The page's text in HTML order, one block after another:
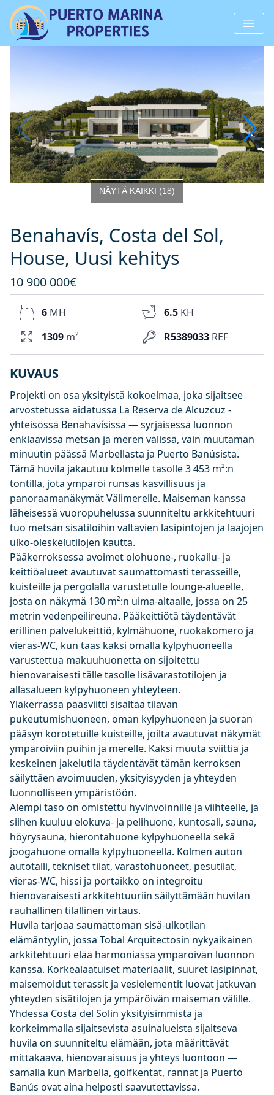
NÄYTÄ KAIKKI (18)
Benahavís, Costa del Sol,
House, Uusi kehitys
10 900 000€
R5389033 REF
6 MH 6.5 KH
1309 m²
KUVAUS
Projekti on osa yksityistä kokoelmaa, joka sijaitsee
arvostetussa aidatussa La Reserva de Alcuzcuz -
yhteisössä Benahavísissa — syrjäisessä luonnon
enklaavissa metsän ja meren välissä, vain muutaman
minuutin päässä Marbellasta ja Puerto Banúsista.
Tämä huvila jakautuu kolmelle tasolle 3 453 m²:n
tontilla, jota ympäröi runsas kasvillisuus ja
panoraamanäkymät Välimerelle. Maiseman kanssa
läheisessä vuoropuhelussa suunniteltu arkkitehtuuri
tuo metsän sisätiloihin valtavien lasipintojen ja laajojen
ulko-oleskelutilojen kautta.
Pääkerroksessa avoimet olohuone-, ruokailu- ja
keittiöalueet avautuvat saumattomasti terasseille,
kuisteille ja pergolalla varustetulle lounge-alueelle,
josta on näkymä 130 m²:n uima-altaalle, jossa on 25
metrin vedenpeilireuna. Pääkeittiötä täydentävät
erillinen palvelukeittiö, kylmähuone, ruokakomero ja
vieras-WC, kun taas kaksi omalla kylpyhuoneella
varustettua makuuhuonetta on sijoitettu
hienovaraisesti tälle tasolle lisävarastotilojen ja
allasalueen kylpyhuoneen yhteyteen.
Yläkerrassa pääsviitti sisältää tilavan
pukeutumishuoneen, oman kylpyhuoneen ja suoran
pääsyn korotetuille kuisteille, joilta avautuvat näkymät
ympäröiviin puihin ja merelle. Kaksi muuta sviittiä ja
keskeinen jakelutila täydentävät tämän kerroksen
säilyttäen avoimuuden, yksityisyyden ja yhteyden
luonnolliseen ympäristöön.
Alempi taso on omistettu hyvinvoinnille ja viihteelle, ja
siihen kuuluu elokuva- ja pelihuone, kuntosali, sauna,
höyrysauna, hierontahuone kylpyhuoneella sekä
joogahuone omalla kylpyhuoneella. Kolmen auton
autotalli, tekniset tilat, varastohuoneet, pesutilat,
vieras-WC, hissi ja portaikko on integroitu
hienovaraisesti arkkitehtuuriin säilyttämään huvilan
rauhallinen tilallinen virtaus.
Huvila tarjoaa saumattoman sisä-ulkotilan
elämäntyylin, jossa Tobal Arquitectosin nykyaikainen
arkkitehtuuri elää harmoniassa ympäröivän luonnon
kanssa. Korkealaatuiset materiaalit, suuret lasipinnat,
maisemoidut terassit ja vesielementit luovat jatkuvan
yhteyden sisätilojen ja ympäröivän maiseman välille.
Yhdessä Costa del Solin yksityisimmistä ja
korkeimmalla sijaitsevista asuinalueista sijaitseva
huvila on suunniteltu elämään, jota määrittävät
mittakaava, hienovaraisuus ja yhteys luontoon —
samalla kun Marbella, golfkentät, rannat ja Puerto
Banús ovat aina helposti saavutettavissa.